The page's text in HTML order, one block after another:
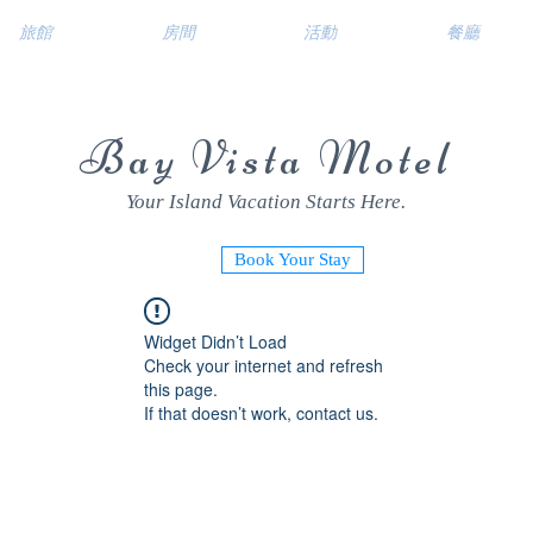
旅館 房間 活動 餐廳
Bay Vista Motel
Your Island Vacation Starts Here.
Book Your Stay
Widget Didn’t Load
Check your internet and refresh
this page.
If that doesn’t work, contact us.